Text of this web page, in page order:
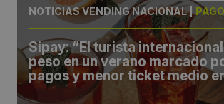
NOTICIAS VENDING NACIONAL|
Sipay: “El turista
peso en un verano marcado
pagos y menor ticket medio
comercio español”